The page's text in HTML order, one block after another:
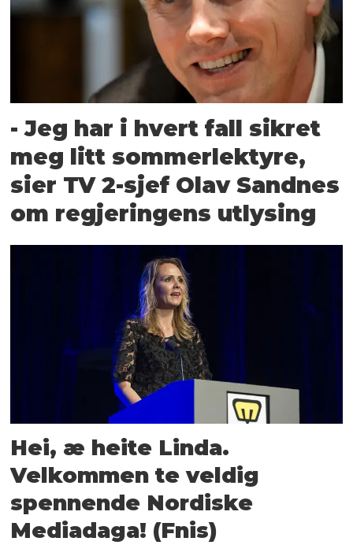
- Jeg har i hvert fall sikret
meg litt sommerlektyre,
sier TV 2-sjef Olav Sandnes
om regjeringens utlysing
Hei, æ heite Linda.
Velkommen te veldig
spennende Nordiske
Mediadaga! (Fnis)